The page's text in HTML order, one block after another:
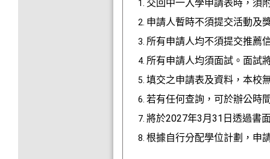
交回中一入學申請表時，須
申請人暫時不須提交活動及
所有申請人均不須提交推薦
所有申請人均須面試。面試
填交之申請表及資料，本校
若有任何查詢，可於辦公時
將於2027年3月31日透過書
根據自行分配學位計劃，申